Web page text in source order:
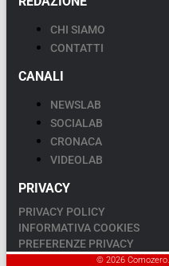
CHI SIAMO
CONTATTI
CANALI
NEWSLAB
SOCIALAB
CRONACA
VIDEOLAB
PRIVACY
PRIVACY POLICY
INFORMATIVA COOKIES
PREFERENZE PRIVACY
© 2026